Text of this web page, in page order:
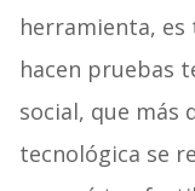
herramienta, es
hacen pruebas
social, que más
tecnológica se